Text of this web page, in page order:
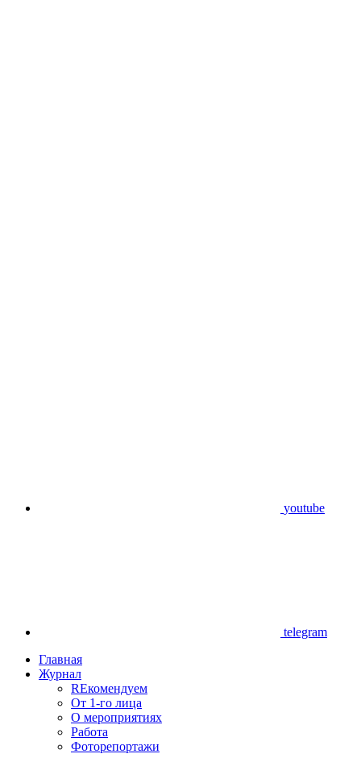
youtube
telegram
Главная
Журнал
REкомендуем
От 1-го лица
О мероприятиях
Работа
Фоторепортажи